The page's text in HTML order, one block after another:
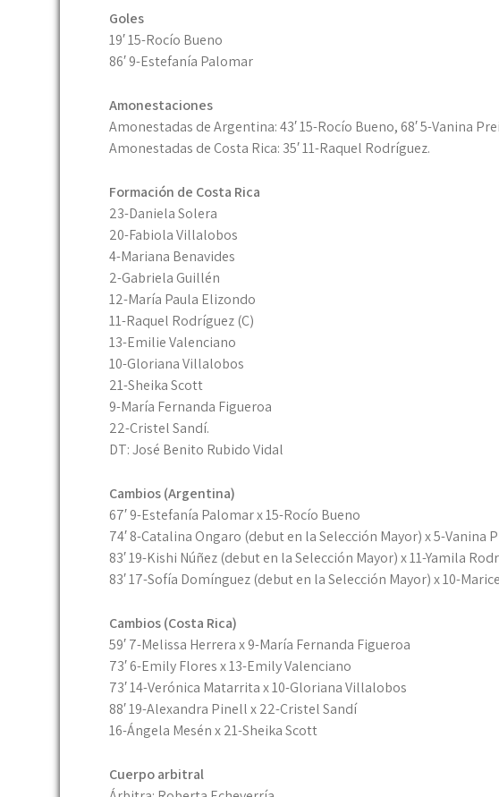
Goles
19′ 15-Rocío Bueno
86′ 9-Estefanía Palomar
Amonestaciones
Amonestadas de Argentina: 43′ 15-Rocío Bueno, 68′ 5-Vanina
Amonestadas de Costa Rica: 35′ 11-Raquel Rodríguez.
Formación de Costa Rica
23-Daniela Solera
20-Fabiola Villalobos
4-Mariana Benavides
2-Gabriela Guillén
12-María Paula Elizondo
11-Raquel Rodríguez (C)
13-Emilie Valenciano
10-Gloriana Villalobos
21-Sheika Scott
9-María Fernanda Figueroa
22-Cristel Sandí.
DT: José Benito Rubido Vidal
Cambios (Argentina)
67′ 9-Estefanía Palomar x 15-Rocío Bueno
74′ 8-Catalina Ongaro (debut en la Selección Mayor) x 5-Vanina
83′ 19-Kishi Núñez (debut en la Selección Mayor) x 11-Yamila
83′ 17-Sofía Domínguez (debut en la Selección Mayor) x 10-
Cambios (Costa Rica)
59′ 7-Melissa Herrera x 9-María Fernanda Figueroa
73′ 6-Emily Flores x 13-Emily Valenciano
73′ 14-Verónica Matarrita x 10-Gloriana Villalobos
88′ 19-Alexandra Pinell x 22-Cristel Sandí
16-Ángela Mesén x 21-Sheika Scott
Cuerpo arbitral